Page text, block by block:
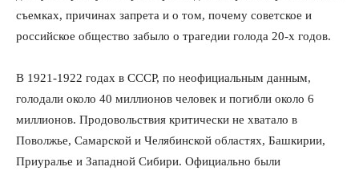
съемках, причинах запрета и о том, почему советское и
российское общество забыло о трагедии голода 20-х годов.
В 1921-1922 годах в СССР, по неофициальным данным,
голодали около 40 миллионов человек и погибли около 6
миллионов. Продовольствия критически не хватало в
Поволжье, Самарской и Челябинской областях, Башкирии,
Приуралье и Западной Сибири. Официально были